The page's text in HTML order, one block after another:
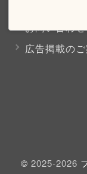
お問い合わせ
広告掲載の
© 2025-2026